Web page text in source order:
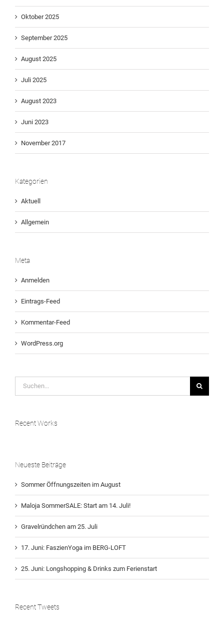
Oktober 2025
September 2025
August 2025
Juli 2025
August 2023
Juni 2023
November 2017
Kategorien
Aktuell
Allgemein
Meta
Anmelden
Eintrags-Feed
Kommentar-Feed
WordPress.org
Recent Works
Neueste Beiträge
Sommer Öffnungszeiten im August
Maloja SommerSALE: Start am 14. Juli!
Gravelründchen am 25. Juli
17. Juni: FaszienYoga im BERG-LOFT
25. Juni: Longshopping & Drinks zum Ferienstart
Recent Tweets